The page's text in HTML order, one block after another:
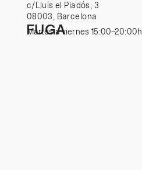
FUGA
c/Lluís el Piadós, 3
08003, Barcelona
Martesa viernes 15:00–20:00h